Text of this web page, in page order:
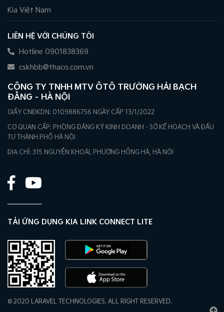
Kia Việt Nam
LIÊN HỆ VỚI CHÚNG TÔI
Hotline 0901838369
cskhbb@thaco.com.vn
CÔNG TY TNHH MTV ÔTÔ TRƯỜNG HẢI BẠCH
ĐẰNG – HÀ NỘI
GIẤY CNĐKDN: 0109886756 NGÀY CẤP 13/1/2022
CƠ QUAN CẤP: PHÒNG ĐĂNG KÝ KINH DOANH - SỞ KẾ HOẠCH VÀ ĐẦU
TƯ THÀNH PHỐ HÀ NỘI
ĐỊA CHỈ: 315 NGUYỄN KHOÁI, PHƯỜNG HỒNG HÀ, HÀ NỘI
TẢI ỨNG DỤNG KIA LINK CONNECT LITE
© 2020 LARAVEL TECHNOLOGIES. ALL RIGHT RESERVED.